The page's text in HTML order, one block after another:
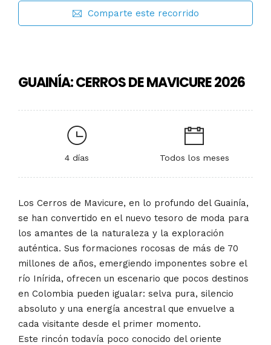
Comparte este recorrido
GUAINÍA: CERROS DE MAVICURE 2026
4 días Todos los meses
Los Cerros de Mavicure, en lo profundo del Guainía,
se han convertido en el nuevo tesoro de moda para
los amantes de la naturaleza y la exploración
auténtica. Sus formaciones rocosas de más de 70
millones de años, emergiendo imponentes sobre el
río Inírida, ofrecen un escenario que pocos destinos
en Colombia pueden igualar: selva pura, silencio
absoluto y una energía ancestral que envuelve a
cada visitante desde el primer momento.
Este rincón todavía poco conocido del oriente